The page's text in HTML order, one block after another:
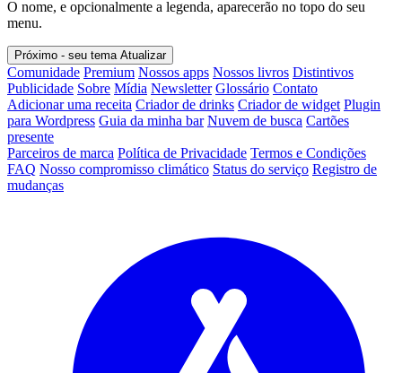
O nome, e opcionalmente a legenda, aparecerão no topo do seu
menu.
Próximo - seu tema Atualizar
Comunidade Premium Nossos apps Nossos livros Distintivos
Publicidade Sobre Mídia Newsletter Glossário Contato
Adicionar uma receita Criador de drinks Criador de widget Plugin
para Wordpress Guia da minha bar Nuvem de busca Cartões
presente
Parceiros de marca Política de Privacidade Termos e Condições
FAQ Nosso compromisso climático Status do serviço Registro de
mudanças